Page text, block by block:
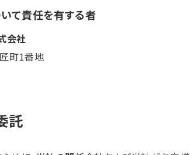
て責任を有する者
会社
町1番地
託